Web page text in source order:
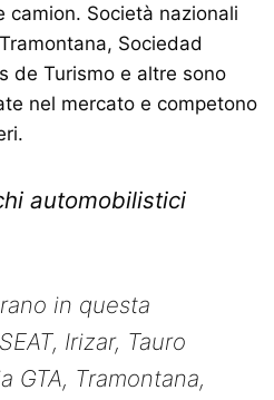
Società nazionali
Sociedad
de Turismo e altre sono
nel mercato e competono
automobilistici
in questa
Irizar, Tauro
GTA, Tramontana,